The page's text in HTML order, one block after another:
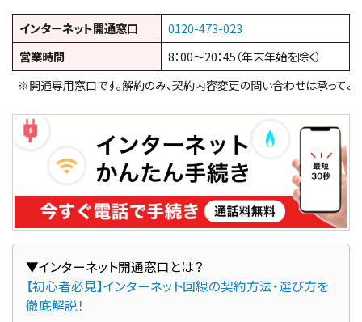
インターネット開通窓口
0120-473-023
営業時間
8：00～20：45（年末年始を除く）
※開通専用窓口です。解約のみ、契約内容変更の問い合わせは承ってお
【初心者必見】インターネット回線の契約方法・選び方を
徹底解説！